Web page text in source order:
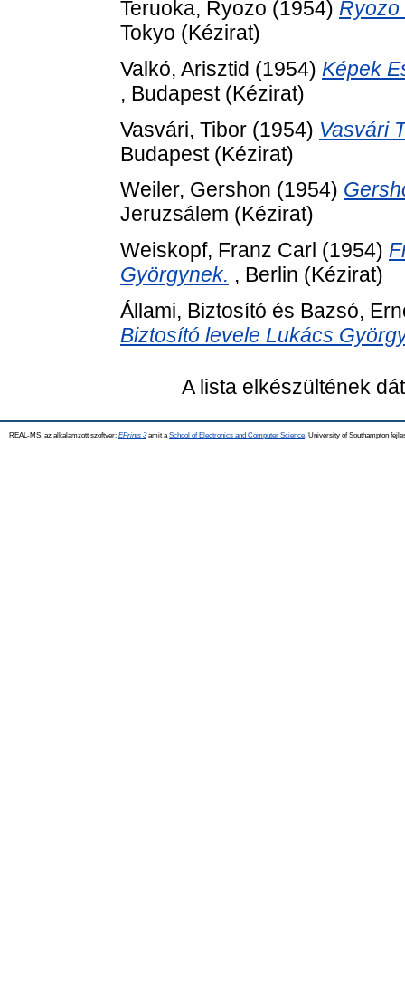
Teruoka, Ryozo (1954) Ryozo
Tokyo (Kézirat)
Valkó, Arisztid (1954) Képek
, Budapest (Kézirat)
Vasvári, Tibor (1954) Vasvári
Budapest (Kézirat)
Weiler, Gershon (1954)
Jeruzsálem (Kézirat)
Weiskopf, Franz Carl (1954)
Györgynek. , Berlin (Kézirat)
Állami, Biztosító és Bazsó,
Biztosító levele Lukács
A lista elkészültének
REAL-MS, az alkalamzott szoftver: EPrints 3amit a School of Electronics and Computer Science , University of Southampton